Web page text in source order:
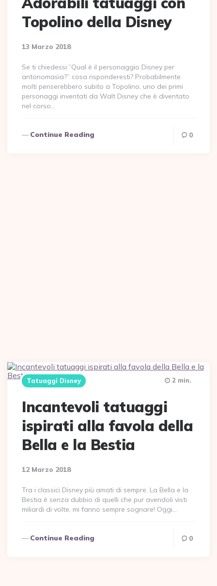
Topolino della Disney
13 Marzo 2018
Se ti chiedessi:”Qual è il personaggio Disney per
antonomasia?” cosa risponderesti? Probabilmente
molti penserebbero subito a Topolino, uno dei primi
personaggi inventati da Walt Disney che è diventato
nel corso…
Continue Reading 0
Tatuaggi Disney
Incantevoli tatuaggi
ispirati alla favola della
Bella e la Bestia
12 Marzo 2018
2 min.
Tra i classici Disney più amati di sempre, La Bella e la
Bestia è senza dubbio di quelli che pur avendoli visti
miliardi di volte, mi fanno sempre sognare! Oggi…
Continue Reading 0